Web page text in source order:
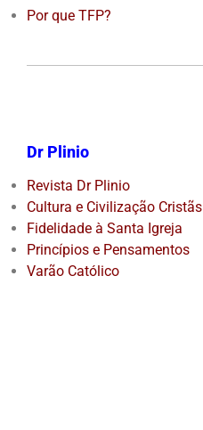
Por que TFP?
Dr Plinio
Revista Dr Plinio
Cultura e Civilização Cristãs
Fidelidade à Santa Igreja
Princípios e Pensamentos
Varão Católico